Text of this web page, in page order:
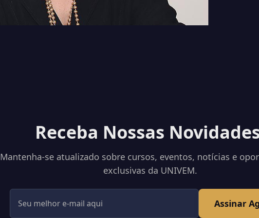
Receba Nossas
Mantenha-se atualizado sobre cursos, eventos, notícias e
exclusivas da UNIVEM.
Assinar